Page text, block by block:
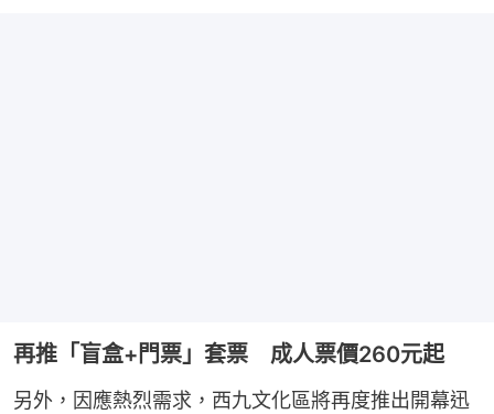
再推「盲盒+門票」套票 成人票價260元起
另外，因應熱烈需求，西九文化區將再度推出開幕迅